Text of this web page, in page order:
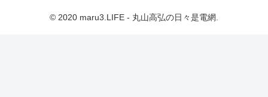
© 2020 maru3.LIFE - 丸山高弘の日々是電網.